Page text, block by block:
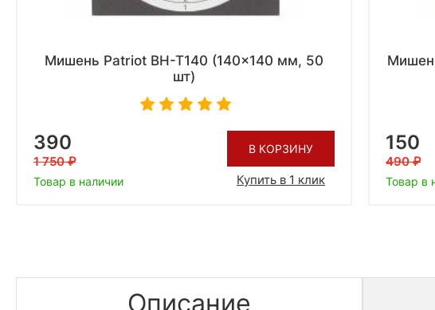
Мишень Patriot BH-T140 (140x140 мм, 50
шт)
390
1 750
Товар в наличии
В КОРЗИНУ
Купить в 1 клик
150
490
Товар в
Описание